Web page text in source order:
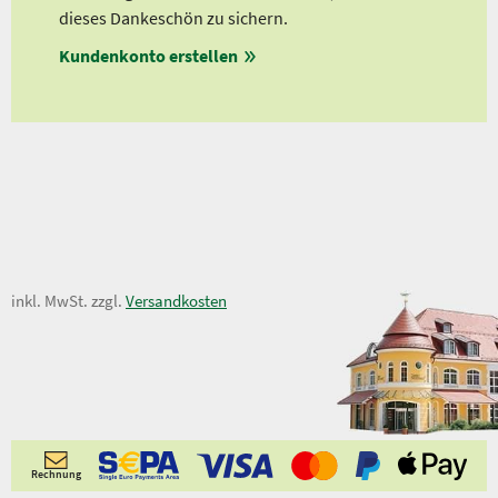
dieses Dankeschön zu sichern.
Kundenkonto erstellen
13,50 €
inkl. MwSt. zzgl. Versandkosten
Rechnung